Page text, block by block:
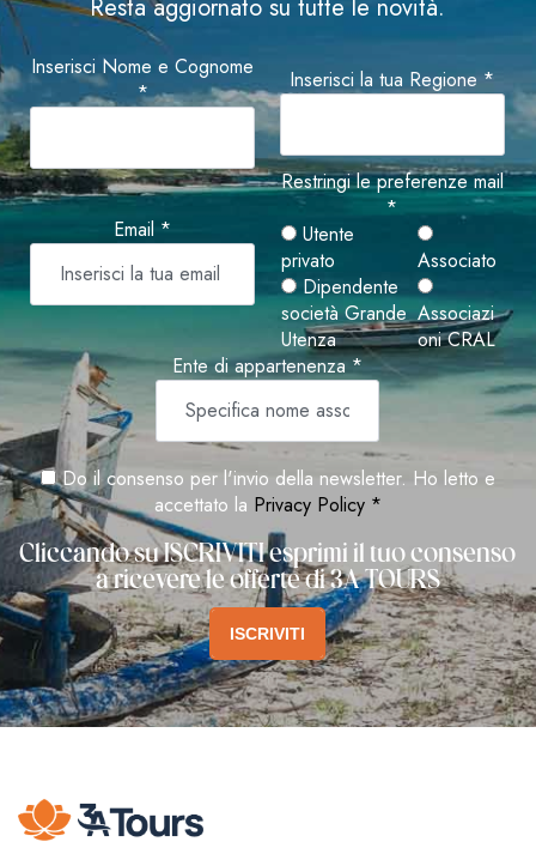
Resta aggiornato su tutte le novità.
Inserisci Nome e Cognome
*
Inserisci la tua Regione *
Email *
Restringi le preferenze mail
*
Utente
privato
Associato
Dipendente
società Grande
Utenza
Associazi
oni CRAL
Ente di appartenenza *
Do il consenso per l'invio della newsletter. Ho letto e
accettato la Privacy Policy *
Cliccando su ISCRIVITI esprimi il tuo consenso
a ricevere le offerte di 3A TOURS
ISCRIVITI